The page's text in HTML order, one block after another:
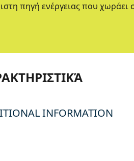
πηγή ενέργειας που χωράει
INFORMATION